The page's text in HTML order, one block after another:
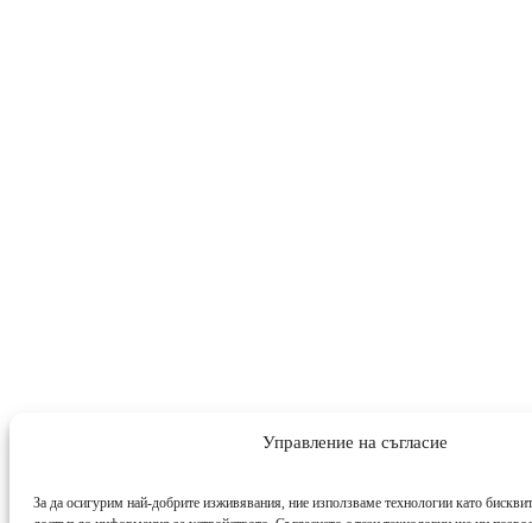
Управление на съгласие
За да осигурим най-добрите изживявания, ние използваме технологии като